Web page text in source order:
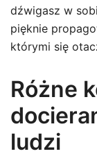
dźwigasz w
pięknie
którymi się
Różne
ludzi